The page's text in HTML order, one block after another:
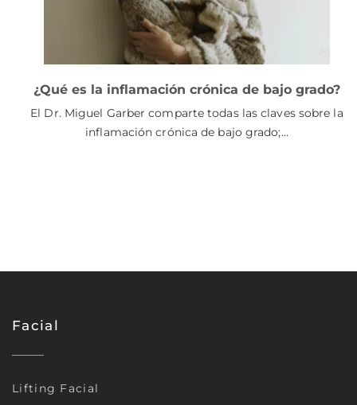
¿Qué es la inflamación crónica de bajo grado?
El Dr. Miguel Garber comparte todas las claves sobre la
inflamación crónica de bajo grado;…
Facial
Lifting Facial